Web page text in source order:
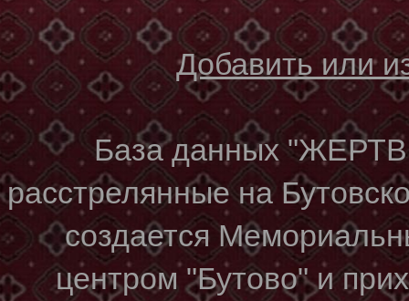
Добавить или
База данных
расстрелянные на
создается
центром "Бутово" и